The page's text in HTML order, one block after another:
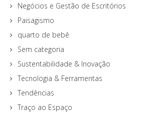
Negócios e Gestão de Escritórios
Paisagismo
quarto de bebê
Sem categoria
Sustentabilidade & Inovação
Tecnologia & Ferramentas
Tendências
Traço ao Espaço